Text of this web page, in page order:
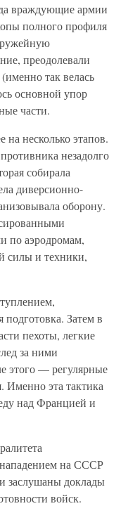
враждующие армии
полного профиля
преодолевали
так велась
основной упор
части.
на несколько этапов.
незадолго
собирала
диверсионно-
оборону.
по аэродромам,
силы и техники,
подготовка. Затем в
пехоты, легкие
за ними
этого — регулярные
Именно эта тактика
над Францией и
на СССР
заслушаны доклады
войск.